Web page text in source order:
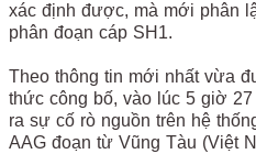
xác định được, mà mới phân
phân đoạn cáp SH1.
Theo thông tin mới nhất vừa
thức công bố, vào lúc 5 giờ
ra sự cố rò nguồn trên hệ
AAG đoạn từ Vũng Tàu (Việt